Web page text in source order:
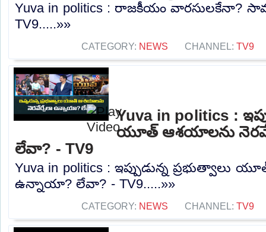
Yuva in politics : రాజకీయం వారసులకేనా?
TV9.....»»
CATEGORY: NEWS CHANNEL: TV9
Yuva in politics :
యూత్ ఆశయాలను
లేవా? - TV9
Yuva in politics : ఇప్పుడున్న ప్రభుత్వాలు
ఉన్నాయా? లేవా? - TV9.....»»
CATEGORY: NEWS CHANNEL: TV9